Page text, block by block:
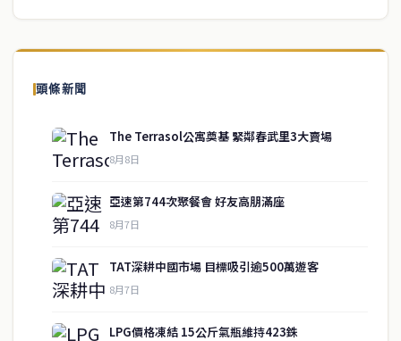
頭條新聞
The Terrasol公寓奠基 緊鄰春武里3大賣場
8月8日
亞速第744次聚餐會 好友高朋滿座
8月7日
TAT深耕中國市場 目標吸引逾500萬遊客
8月7日
LPG價格凍結 15公斤氣瓶維持423銖